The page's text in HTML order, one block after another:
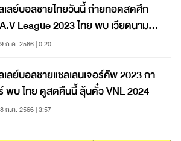
เลย์บอลชายไทยวันนี้ ถ่ายทอดสดศึก
League 2023 ไทย พบ เวียดนาม
น.
ก.ค. 2566 | 0:20
ลย์บอลชายแชลเลนเจอร์คัพ 2023 กา
พบ ไทย ดูสดคืนนี้ ลุ้นตั๋ว VNL 2024
ก.ค. 2566 | 3:57